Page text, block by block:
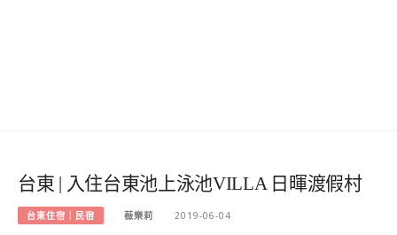
台東 | 入住台東池上泳池VILLA 日暉渡假村
台東住宿｜民宿 薇樂莉 2019-06-04